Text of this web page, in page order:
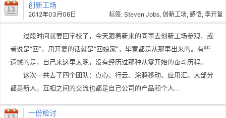
创新工场
2012年03月06日 标签: Steven Jobs, 创新工场, 感悟, 李开复
过段时间就要回学校了，今天跟着新来的同事去创新工场参观，或
者说是“回”，用开复的话就是“回娘家”，毕竟都是从那里出来的。有些
遗憾的是，自己来这里太晚，没有经历过那种从零开始的奋斗历程。
这次一共去了四个团队：点心、行云、涂鸦移动、应用汇。大部分
都是新人，互相之间的交流也都是自己公司的产品和个人...
一份检讨